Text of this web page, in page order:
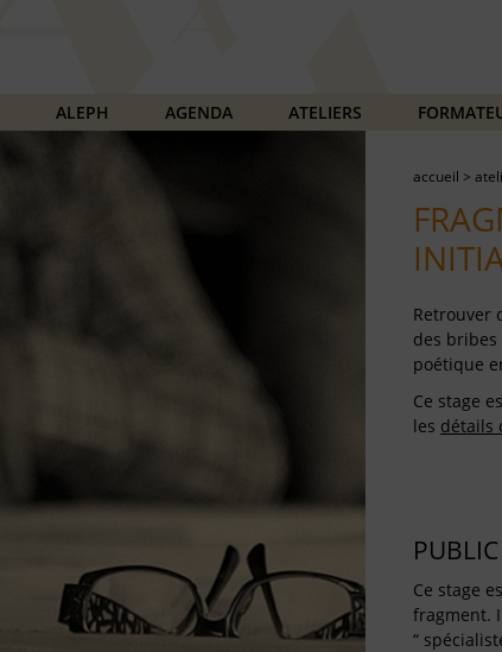
ALEPH AGENDA ATELIERS
accueil >
Retrouver
des bribes
poétique
Ce stage
les détails
PUBLIC
Ce stage
fragment.
“